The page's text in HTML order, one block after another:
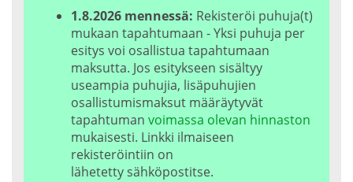
1.8.2026 mennessä: Rekisteröi puhuja(t)
mukaan tapahtumaan - Yksi puhuja per
esitys voi osallistua tapahtumaan
maksutta. Jos esitykseen sisältyy
useampia puhujia, lisäpuhujien
osallistumismaksut määräytyvät
tapahtuman voimassa olevan hinnaston
mukaisesti. Linkki ilmaiseen
rekisteröintiin on
lähetetty sähköpostitse.